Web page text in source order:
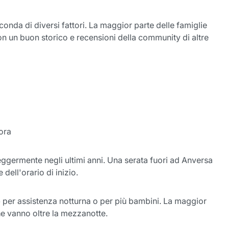
di diversi fattori. La maggior parte delle famiglie
un buon storico e recensioni della community di altre
negli ultimi anni. Una serata fuori ad Anversa
dell'orario di inizio.
assistenza notturna o per più bambini. La maggior
vanno oltre la mezzanotte.